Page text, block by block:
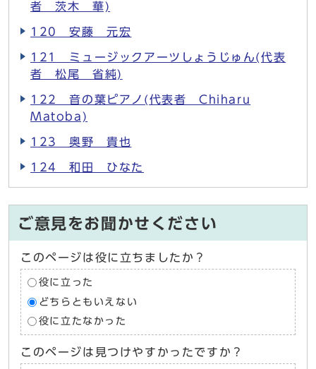
者 茨木 華)
120 安藤 元宏
121 ミュージックアーツしょうじゅん(代表
者 松尾 省純)
122 音の葉ピアノ(代表者 Chiharu
Matoba)
123 奥野 貴也
124 和田 ひなた
ご意見をお聞かせください
このページは役に立ちましたか？
役に立った
どちらともいえない
役に立たなかった
このページは見つけやすかったですか？